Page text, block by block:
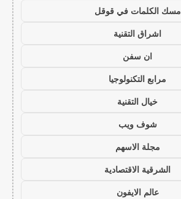
مسك الكلمات في قوقل
اشراق التقنية
ان سفن
مرابع التكنولوجيا
خيال التقنية
شوف ويب
مجلة الاسهم
الشرقية الاقتصادية
عالم الايفون